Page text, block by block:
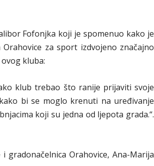
Fofonjka koji je spomenuo kako je
za sport izdvojeno značajno
kluba:
klub trebao što ranije prijaviti svoje
bi se moglo krenuti na uređivanje
koji su jedna od ljepota grada.“.
gradonačelnica Orahovice, Ana-Marija